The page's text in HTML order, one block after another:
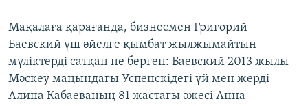
Мақалаға қарағанда, бизнесмен Григорий
Баевский үш әйелге қымбат жылжымайтын
мүліктерді сатқан не берген: Баевский 2013 жылы
Мәскеу маңындағы Успенскідегі үй мен жерді
Алина Кабаеваның 81 жастағы әжесі Анна